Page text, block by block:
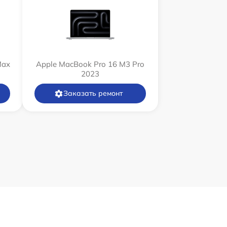
Apple MacBook Pro 16 M3 Pro
2023
Заказать ремонт